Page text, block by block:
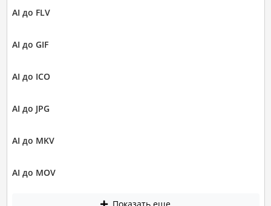
AI до FLV
AI до GIF
AI до ICO
AI до JPG
AI до MKV
AI до MOV